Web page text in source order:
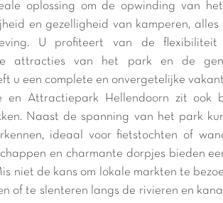
oplossing om de opwinding van
en gezelligheid van kamperen,
U profiteert van de
attracties van het park en de
u een complete en onvergetelijke
en Attractiepark Hellendoorn zit ook
Naast de spanning van het park
ideaal voor fietstochten of
en charmante dorpjes bieden
niet de kans om lokale markten te
of te slenteren langs de rivieren en